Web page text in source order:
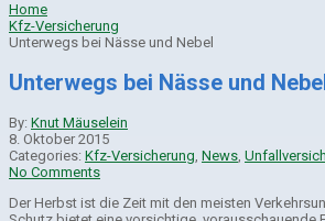
Home
Kfz-Versicherung
Unterwegs bei Nässe und Nebel
Unterwegs bei Nässe und
By: Knut Mäuselein
8. Oktober 2015
Categories: Kfz-Versicherung News
No Comments
Der Herbst ist die Zeit mit den meisten